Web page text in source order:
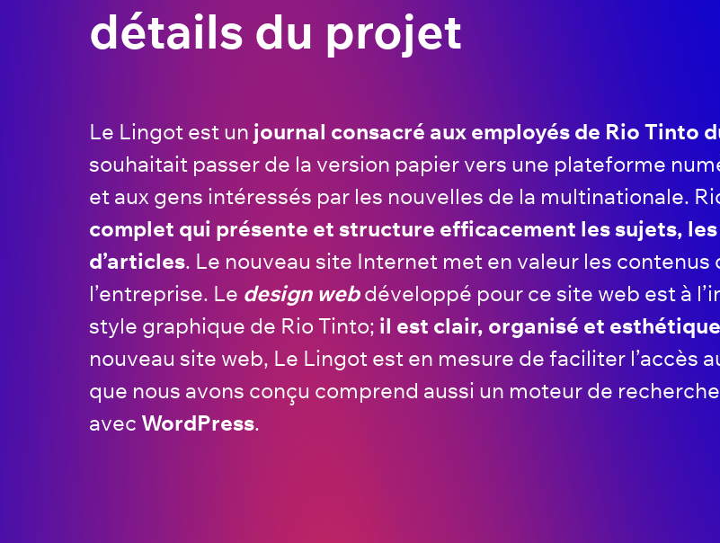
détails du projet
Le Lingot est un journal consacré aux employés de Rio Tinto
souhaitait passer de la version papier vers une plateforme
et aux gens intéressés par les nouvelles de la multinationale.
complet qui présente et structure efficacement les sujets,
d’articles. Le nouveau site Internet met en valeur les
l’entreprise. Le design webdéveloppé pour ce site web est à
style graphique de Rio Tinto; il est clair, organisé et
nouveau site web, Le Lingot est en mesure de faciliter l’accès
que nous avons conçu comprend aussi un moteur de
avec WordPress.